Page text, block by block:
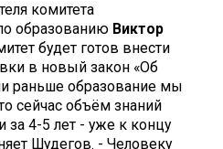
комитета
образованию Виктор
будет готов внести
в новый закон «Об
раньше образование мы
сейчас объём знаний
за 4-5 лет - уже к концу
Шудегов. - Человеку